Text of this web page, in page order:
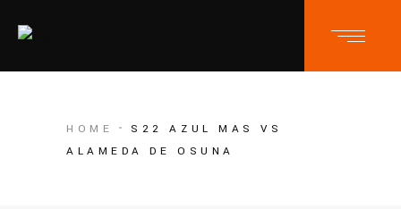
HOME
S22 AZUL MAS VS
ALAMEDA DE OSUNA